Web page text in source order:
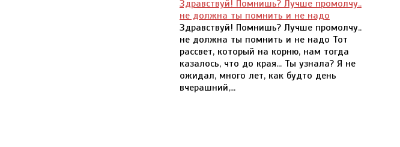
Здравствуй! Помнишь? Лучше промолчу..
не должна ты помнить и не надо
Здравствуй! Помнишь? Лучше промолчу..
не должна ты помнить и не надо Тот
рассвет, который на корню, нам тогда
казалось, что до края... Ты узнала? Я не
ожидал, много лет, как будто день
вчерашний,...